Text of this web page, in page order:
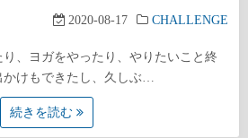
2020-08-17 CHALLENGE
、ヨガをやったり、やりたいこと終
かけもできたし、久しぶ…
続きを読む